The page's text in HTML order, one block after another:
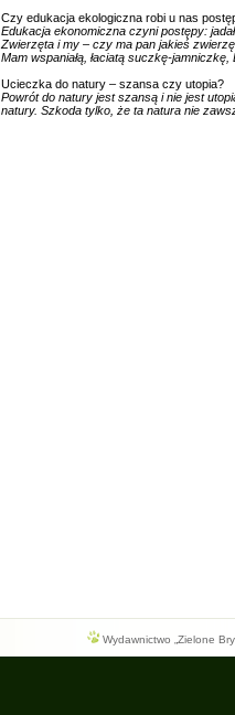
Czy edukacja ekologiczna robi u nas
Edukacja ekonomiczna czyni postępy:
Zwierzęta i my – czy ma pan jakieś
Mam wspaniałą, łaciatą suczkę-
Ucieczka do natury – szansa czy utopia?
Powrót do natury jest szansą i nie jest
natury. Szkoda tylko, że ta natura nie
Wydawnictwo „Zielone